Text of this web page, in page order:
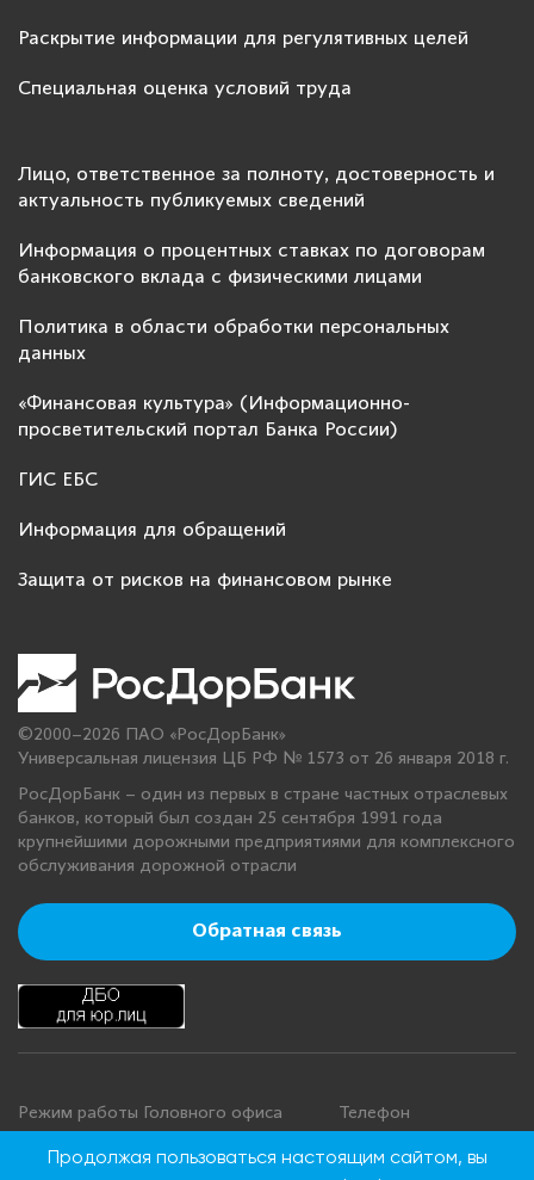
Раскрытие информации для регулятивных целей
Специальная оценка условий труда
Лицо, ответственное за полноту, достоверность и
актуальность публикуемых сведений
Информация о процентных ставках по договорам
банковского вклада с физическими лицами
Политика в области обработки персональных
данных
«Финансовая культура» (Информационно-
просветительский портал Банка России)
ГИС ЕБС
Информация для обращений
Защита от рисков на финансовом рынке
©2000–2026 ПАО «РосДорБанк»
Универсальная лицензия ЦБ РФ № 1573 от 26 января 2018 г.
РосДорБанк – один из первых в стране частных отраслевых
банков, который был создан 25 сентября 1991 года
крупнейшими дорожными предприятиями для комплексного
обслуживания дорожной отрасли
Обратная связь
Режим работы Головного офиса
Понедельник - четверг: с 9:00 до
Телефон
+7 495 276 00 22
Продолжая пользоваться настоящим сайтом, вы